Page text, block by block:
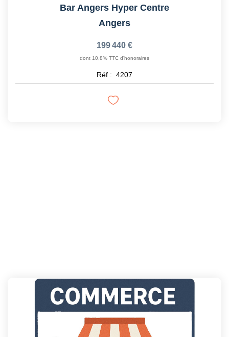
Bar Angers Hyper Centre
Angers
199 440 €
dont 10,8% TTC d'honoraires
Réf : 4207